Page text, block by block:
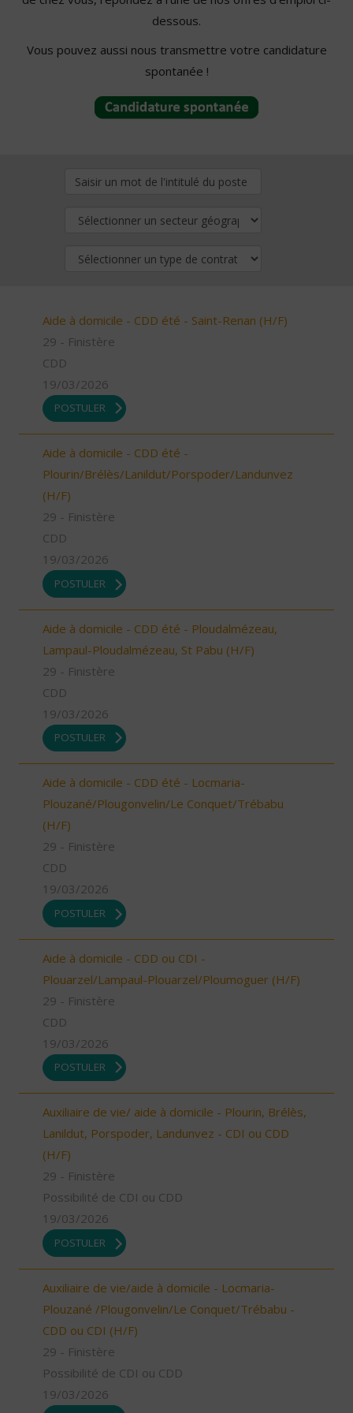
dessous.
Vous pouvez aussi nous transmettre votre candidature
spontanée !
Aide à domicile - CDD été - Saint-Renan (H/F)
29 - Finistère
CDD
19/03/2026
POSTULER
Aide à domicile - CDD été -
Plourin/Brélès/Lanildut/Porspoder/Landunvez
(H/F)
29 - Finistère
CDD
19/03/2026
POSTULER
Aide à domicile - CDD été - Ploudalmézeau,
Lampaul-Ploudalmézeau, St Pabu (H/F)
29 - Finistère
CDD
19/03/2026
POSTULER
Aide à domicile - CDD été - Locmaria-
Plouzané/Plougonvelin/Le Conquet/Trébabu
(H/F)
29 - Finistère
CDD
19/03/2026
POSTULER
Aide à domicile - CDD ou CDI -
Plouarzel/Lampaul-Plouarzel/Ploumoguer (H/F)
29 - Finistère
CDD
19/03/2026
POSTULER
Auxiliaire de vie/ aide à domicile - Plourin, Brélès,
Lanildut, Porspoder, Landunvez - CDI ou CDD
(H/F)
29 - Finistère
Possibilité de CDI ou CDD
19/03/2026
POSTULER
Auxiliaire de vie/aide à domicile - Locmaria-
Plouzané /Plougonvelin/Le Conquet/Trébabu -
CDD ou CDI (H/F)
29 - Finistère
Possibilité de CDI ou CDD
19/03/2026